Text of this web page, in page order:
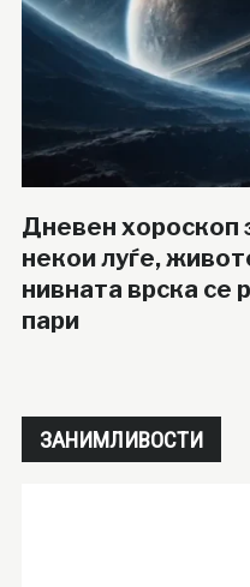
Дневен хороскоп
некои луѓе,
нивната врска се
пари
ЗАНИМЛИВОСТИ